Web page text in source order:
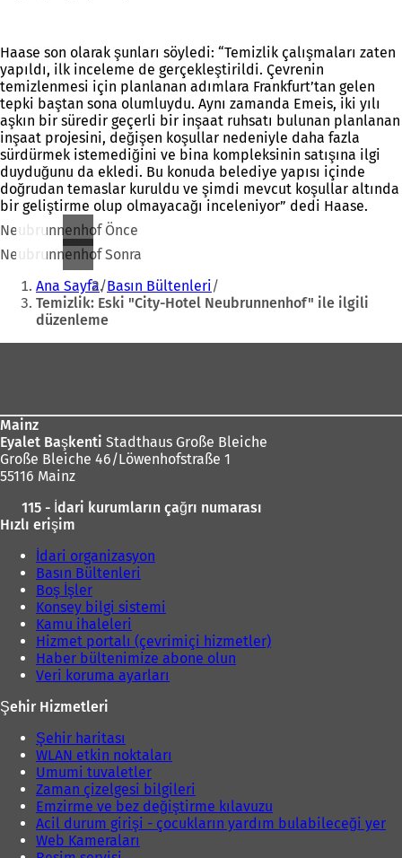
Haase son olarak şunları söyledi: “Temizlik çalışmaları zaten
yapıldı, ilk inceleme de gerçekleştirildi. Çevrenin
temizlenmesi için planlanan adımlara Frankfurt’tan gelen
tepki baştan sona olumluydu. Aynı zamanda Emeis, iki yılı
aşkın bir süredir geçerli bir inşaat ruhsatı bulunan planlanan
inşaat projesini, değişen koşullar nedeniyle daha fazla
sürdürmek istemediğini ve bina kompleksinin satışına ilgi
duyduğunu da ekledi. Bu konuda belediye yapısı içinde
doğrudan temaslar kuruldu ve şimdi mevcut koşullar altında
bir geliştirme olup olmayacağı inceleniyor” dedi Haase.
Neubrunnenhof Önce
Neubrunnenhof Sonra
Buradasınız:
Ana Sayfa Basın Bültenleri
Temizlik: Eski "City-Hotel Neubrunnenhof" ile ilgili
düzenleme
Mainz
Eyalet Başkenti Stadthaus Große Bleiche
Große Bleiche 46/Löwenhofstraße 1
55116 Mainz
115 - İdari kurumların çağrı numarası
Hızlı erişim
İdari organizasyon
Basın Bültenleri
Boş İşler
Konsey bilgi sistemi
Kamu ihaleleri
Hizmet portalı (çevrimiçi hizmetler)
Haber bültenimize abone olun
Veri koruma ayarları
Şehir Hizmetleri
Şehir haritası
WLAN etkin noktaları
Umumi tuvaletler
Zaman çizelgesi bilgileri
Emzirme ve bez değiştirme kılavuzu
Acil durum girişi - çocukların yardım bulabileceği yer
Web Kameraları